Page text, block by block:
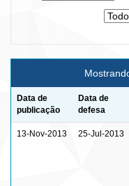
Data de
publicação
Data de
defesa
13-Nov-2013 25-Jul-2013